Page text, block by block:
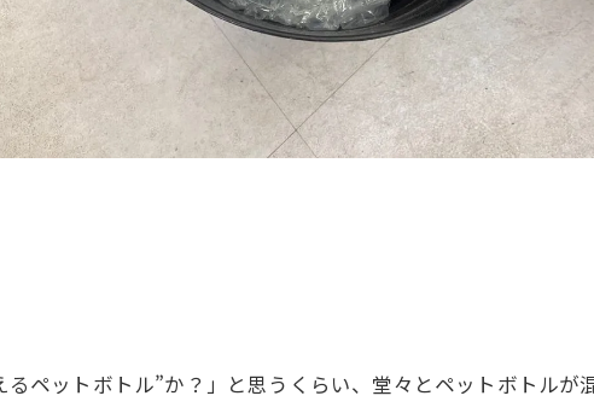
ペットボトル”か？」と思うくらい、堂々とペットボトルが